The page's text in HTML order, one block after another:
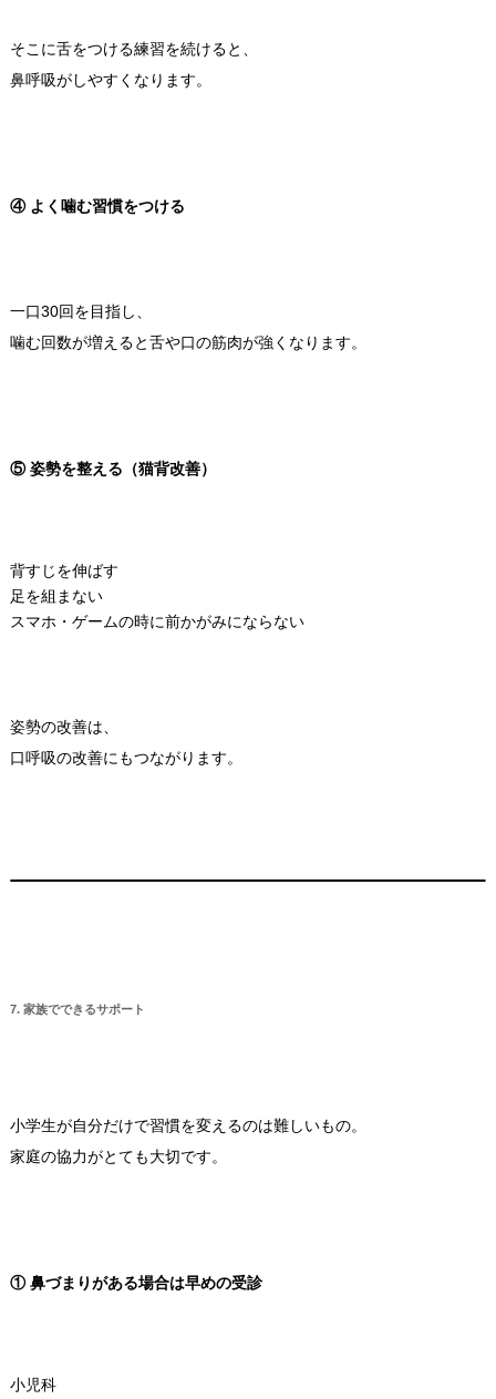
そこに舌をつける練習を続けると、
鼻呼吸がしやすくなります。
④ よく噛む習慣をつける
一口30回を目指し、
噛む回数が増えると舌や口の筋肉が強くなります。
⑤ 姿勢を整える（猫背改善）
背すじを伸ばす
足を組まない
スマホ・ゲームの時に前かがみにならない
姿勢の改善は、
口呼吸の改善にもつながります。
7. 家族でできるサポート
小学生が自分だけで習慣を変えるのは難しいもの。
家庭の協力がとても大切です。
① 鼻づまりがある場合は早めの受診
小児科